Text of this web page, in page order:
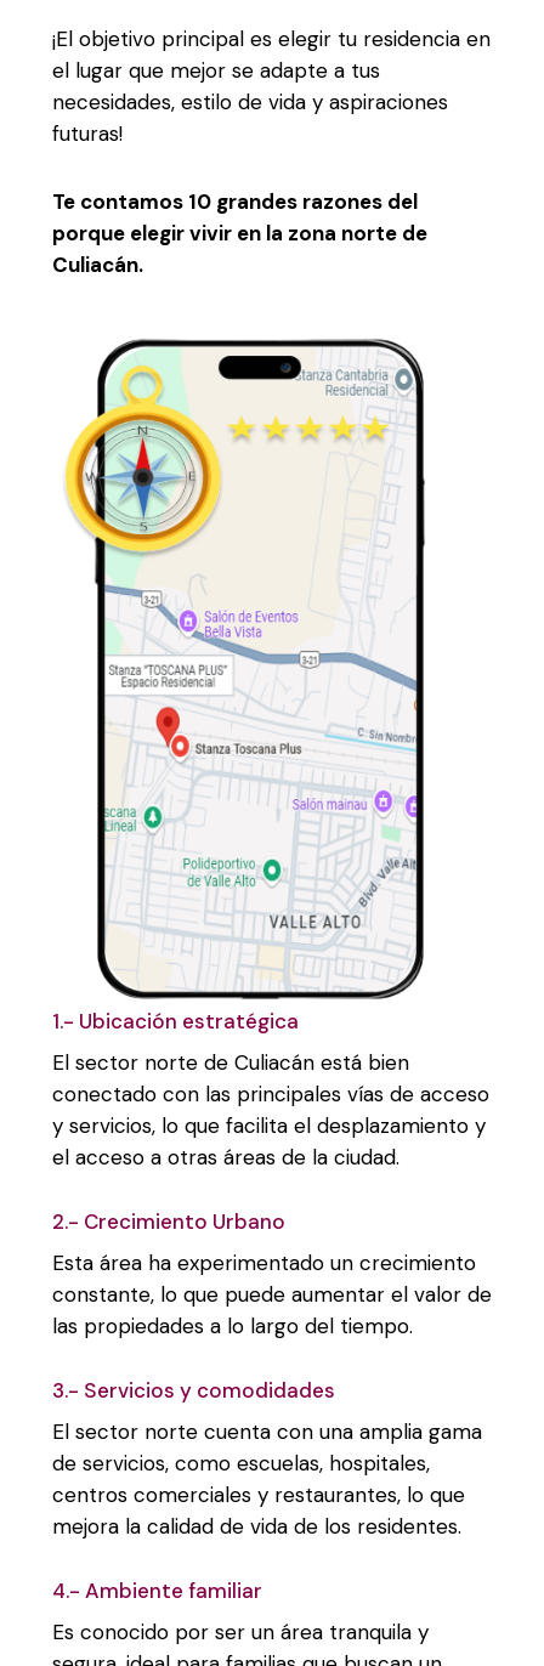
¡El objetivo principal es elegir tu residencia en
el lugar que mejor se adapte a tus
necesidades, estilo de vida y aspiraciones
futuras!
Te contamos 10 grandes razones del
porque elegir vivir en la zona norte de
Culiacán.
1.- Ubicación estratégica
El sector norte de Culiacán está bien
conectado con las principales vías de acceso
y servicios, lo que facilita el desplazamiento y
el acceso a otras áreas de la ciudad.
2.- Crecimiento Urbano
Esta área ha experimentado un crecimiento
constante, lo que puede aumentar el valor de
las propiedades a lo largo del tiempo.
3.- Servicios y comodidades
El sector norte cuenta con una amplia gama
de servicios, como escuelas, hospitales,
centros comerciales y restaurantes, lo que
mejora la calidad de vida de los residentes.
4.- Ambiente familiar
Es conocido por ser un área tranquila y